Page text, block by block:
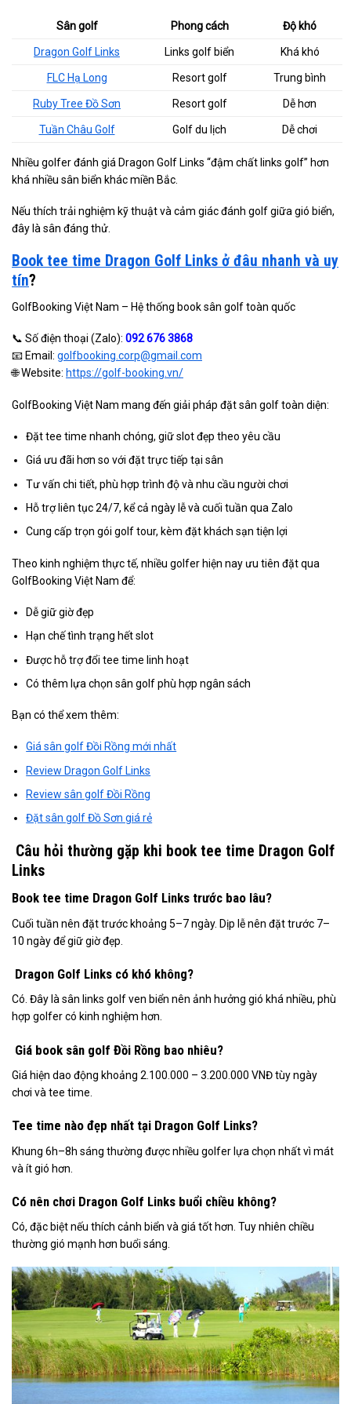
Sân golf Phong cách Độ khó
Dragon Golf Links Links golf biển Khá khó
FLC Hạ Long Resort golf Trung bình
Ruby Tree Đồ Sơn Resort golf Dễ hơn
Tuần Châu Golf Golf du lịch Dễ chơi
Nhiều golfer đánh giá Dragon Golf Links “đậm chất links golf” hơn
khá nhiều sân biển khác miền Bắc.
Nếu thích trải nghiệm kỹ thuật và cảm giác đánh golf giữa gió biển,
đây là sân đáng thử.
Book tee time Dragon Golf Links ở đâu nhanh và uy
tín?
GolfBooking Việt Nam – Hệ thống book sân golf toàn quốc
📞 Số điện thoại (Zalo): 092 676 3868
📧 Email: golfbooking.corp@gmail.com
🌐 Website: https://golf-booking.vn/
GolfBooking Việt Nam mang đến giải pháp đặt sân golf toàn diện:
Đặt tee time nhanh chóng, giữ slot đẹp theo yêu cầu
Giá ưu đãi hơn so với đặt trực tiếp tại sân
Tư vấn chi tiết, phù hợp trình độ và nhu cầu người chơi
Hỗ trợ liên tục 24/7, kể cả ngày lễ và cuối tuần qua Zalo
Cung cấp trọn gói golf tour, kèm đặt khách sạn tiện lợi
Theo kinh nghiệm thực tế, nhiều golfer hiện nay ưu tiên đặt qua
GolfBooking Việt Nam để:
Dễ giữ giờ đẹp
Hạn chế tình trạng hết slot
Được hỗ trợ đổi tee time linh hoạt
Có thêm lựa chọn sân golf phù hợp ngân sách
Bạn có thể xem thêm:
Giá sân golf Đồi Rồng mới nhất
Review Dragon Golf Links
Review sân golf Đồi Rồng
Đặt sân golf Đồ Sơn giá rẻ
Câu hỏi thường gặp khi book tee time Dragon Golf
Links
Book tee time Dragon Golf Links trước bao lâu?
Cuối tuần nên đặt trước khoảng 5–7 ngày. Dịp lễ nên đặt trước 7–
10 ngày để giữ giờ đẹp.
Dragon Golf Links có khó không?
Có. Đây là sân links golf ven biển nên ảnh hưởng gió khá nhiều, phù
hợp golfer có kinh nghiệm hơn.
Giá book sân golf Đồi Rồng bao nhiêu?
Giá hiện dao động khoảng 2.100.000 – 3.200.000 VNĐ tùy ngày
chơi và tee time.
Tee time nào đẹp nhất tại Dragon Golf Links?
Khung 6h–8h sáng thường được nhiều golfer lựa chọn nhất vì mát
và ít gió hơn.
Có nên chơi Dragon Golf Links buổi chiều không?
Có, đặc biệt nếu thích cảnh biển và giá tốt hơn. Tuy nhiên chiều
thường gió mạnh hơn buổi sáng.